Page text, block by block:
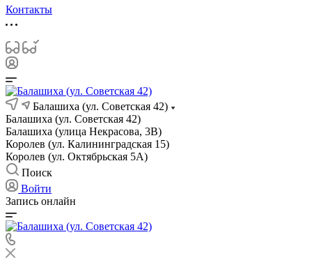
Контакты
Балашиха (ул. Советская 42)
Балашиха (ул. Советская 42)
Балашиха (улица Некрасова, 3В)
Королев (ул. Калининградская 15)
Королев (ул. Октябрьская 5А)
Поиск
Войти
Запись онлайн